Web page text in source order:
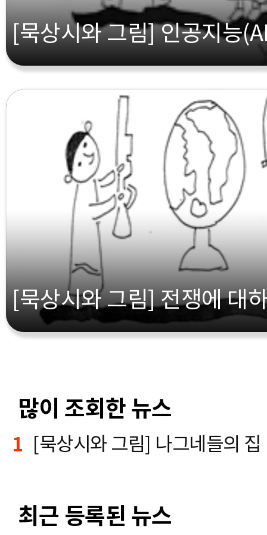
[묵상시와 그림] 인공지능
[묵상시와 그림] 전쟁에 대
많이 조회한 뉴스
1 [묵상시와 그림] 나그네들의 집
최근 등록된 뉴스